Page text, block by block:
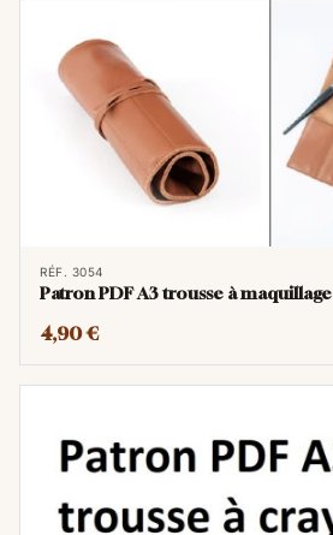
RÉF. 3054
Patron PDF A3 trousse à maquillage
4,90 €